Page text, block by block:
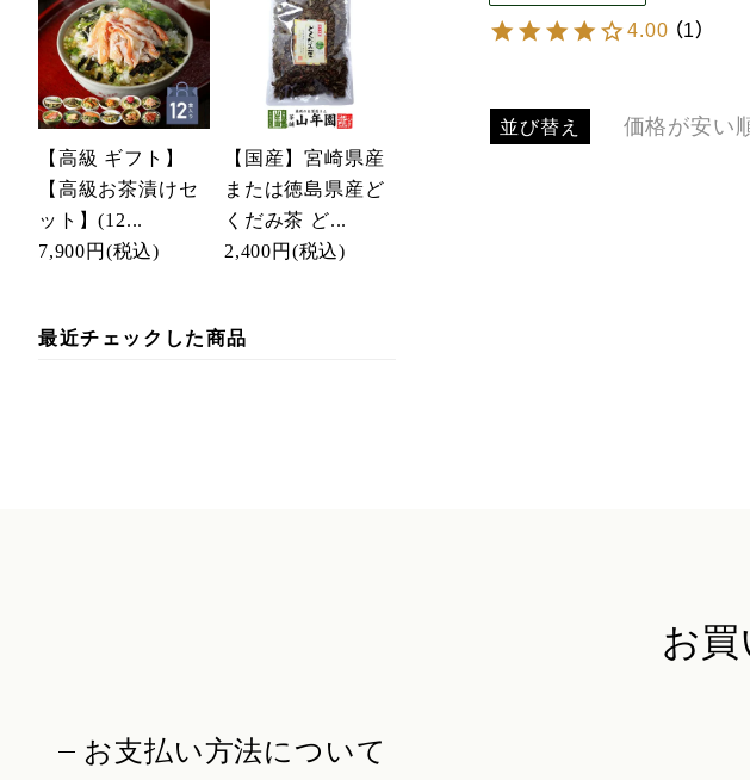
【高級 ギフト】
【高級お茶漬けセ
ット】(12...
7,900円 (税込)
【国産】宮崎県産
または徳島県産ど
くだみ茶 ど...
2,400円 (税込)
最近チェックした商品
4.00 （1）
並び替え 価格が安い
お
お支払い方法について